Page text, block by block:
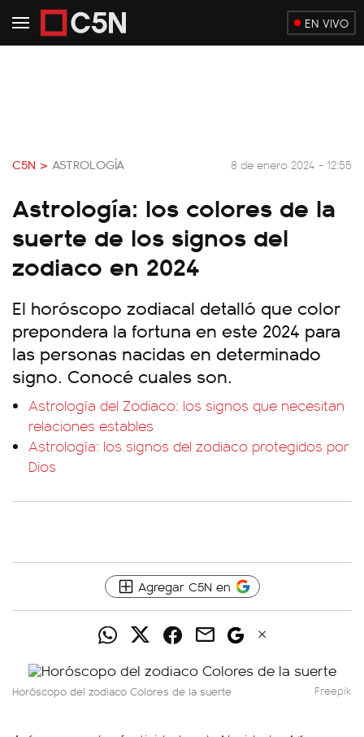
EN VIVO
C5N > ASTROLOGÍA 8 de enero 2024 - 12:55
Astrología: los colores de la
suerte de los signos del
zodiaco en 2024
El horóscopo zodiacal detalló que color
prepondera la fortuna en este 2024 para
las personas nacidas en determinado
signo. Conocé cuales son.
Astrología del Zodiaco: los signos que necesitan
relaciones estables
Astrología: los signos del zodiaco protegidos por
Dios
Agregar C5N en
Horóscopo del zodiaco Colores de la suerte Freepik